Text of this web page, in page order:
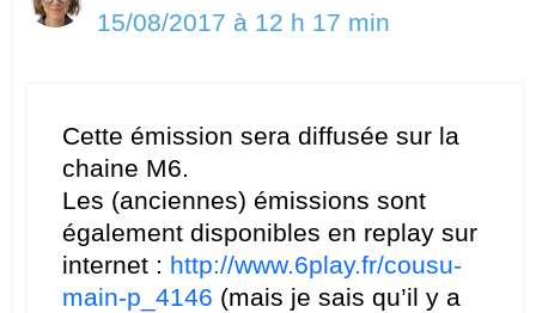
15/08/2017 à 12 h 17 min
Cette émission sera diffusée sur la
chaine M6.
Les (anciennes) émissions sont
également disponibles en replay sur
internet : http://www.6play.fr/cousu-
main-p_4146 (mais je sais qu’il y a